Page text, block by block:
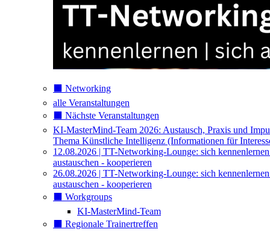
⬛️ Networking
alle Veranstaltungen
⬛️ Nächste Veranstaltungen
KI-MasterMind-Team 2026: Austausch, Praxis und
Thema Künstliche Intelligenz (Informationen für
12.08.2026 | TT-Networking-Lounge: sich
austauschen - kooperieren
26.08.2026 | TT-Networking-Lounge: sich
austauschen - kooperieren
⬛️ Workgroups
KI-MasterMind-Team
⬛️ Regionale Trainertreffen